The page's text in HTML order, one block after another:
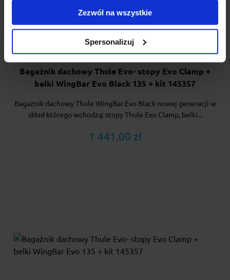
Zezwól na wszystkie
Spersonalizuj
Bagażnik dachowy Thule Evo- stopy Evo Clamp +
belki WingBar Evo Black 135 + kit 145357
Bagażnik dachowy Thule WingBar Evo Black nowej generacji w
skład którego wchodzą: stopy Thule Evo Clamp, belki...
1 441.00 zł